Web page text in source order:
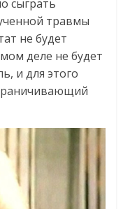
сыграть
травмы
не будет
деле не будет
и для этого